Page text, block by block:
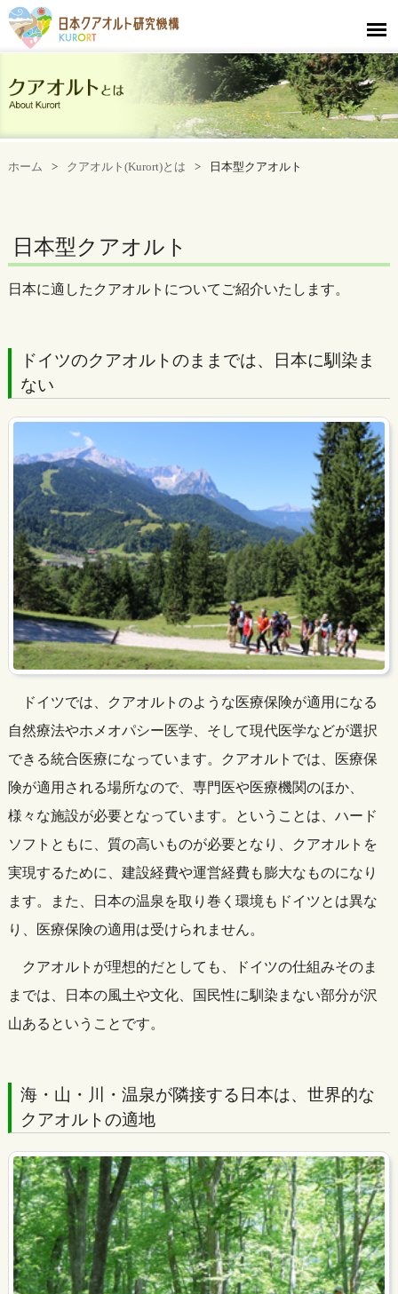
ホーム > クアオルト(Kurort)とは > 日本型クアオルト
日本型クアオルト
日本に適したクアオルトについてご紹介いたします。
ドイツのクアオルトのままでは、日本に馴染ま
ない
ドイツでは、クアオルトのような医療保険が適用になる
自然療法やホメオパシー医学、そして現代医学などが選択
できる統合医療になっています。クアオルトでは、医療保
険が適用される場所なので、専門医や医療機関のほか、
様々な施設が必要となっています。ということは、ハード
ソフトともに、質の高いものが必要となり、クアオルトを
実現するために、建設経費や運営経費も膨大なものになり
ます。また、日本の温泉を取り巻く環境もドイツとは異な
り、医療保険の適用は受けられません。
クアオルトが理想的だとしても、ドイツの仕組みそのま
までは、日本の風土や文化、国民性に馴染まない部分が沢
山あるということです。
海・山・川・温泉が隣接する日本は、世界的な
クアオルトの適地